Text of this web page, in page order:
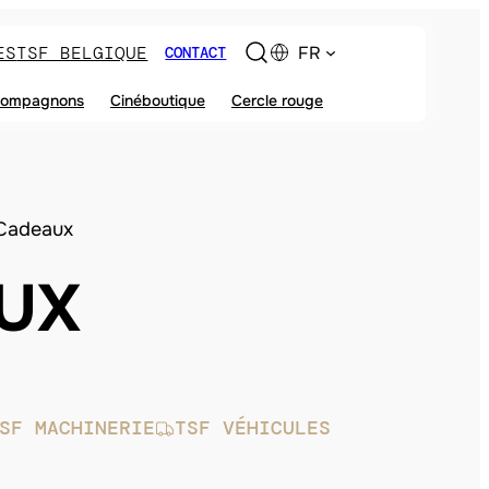
TSF BELGIQUE CONTACT FR
Cinéboutique Cercle rouge
MACHINERIE TSF VÉHICULES